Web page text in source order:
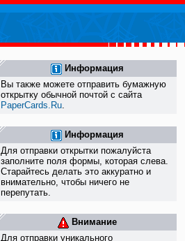
Информация
Вы также можете отправить бумажную
открытку обычной почтой с сайта
PaperCards.Ru.
Информация
Для отправки открытки пожалуйста
заполните поля формы, которая слева.
Старайтесь делать это аккуратно и
внимательно, чтобы ничего не
перепутать.
Внимание
Для отправки уникального